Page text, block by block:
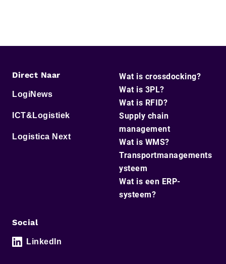
Direct Naar
LogiNews
ICT&Logistiek
Logistica Next
Wat is crossdocking?
Wat is 3PL?
Wat is RFID?
Supply chain
management
Wat is WMS?
Transportmanagements
ysteem
Wat is een ERP-
systeem?
Social
LinkedIn